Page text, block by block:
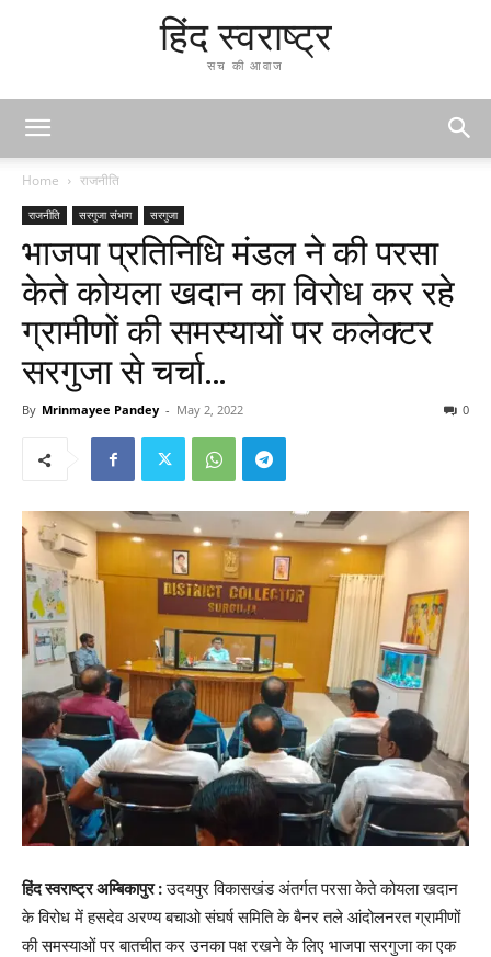
हिंद स्वराष्ट्र
सच की आवाज
Home राजनीति
राजनीति सरगुजा संभाग सरगुजा
भाजपा प्रतिनिधि मंडल ने की परसा
केते कोयला खदान का विरोध कर रहे
ग्रामीणों की समस्यायों पर कलेक्टर
सरगुजा से चर्चा…
By Mrinmayee Pandey - May 2, 2022 0
हिंद स्वराष्ट्र अम्बिकापुर :उदयपुर विकासखंड अंतर्गत परसा केते कोयला खदान
के विरोध में हसदेव अरण्य बचाओ संघर्ष समिति के बैनर तले आंदोलनरत ग्रामीणों
की समस्याओं पर बातचीत कर उनका पक्ष रखने के लिए भाजपा सरगुजा का एक